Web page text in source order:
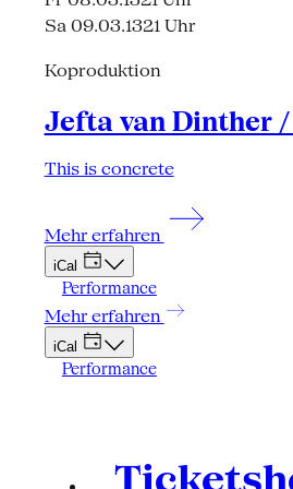
Sa 09.03.1321 Uhr
Koproduktion
Jefta van Dinther
This is concrete
Mehr erfahren
iCal
Performance
Mehr erfahren
iCal
Performance